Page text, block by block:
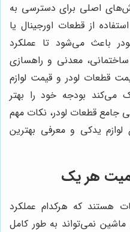
اصلی برای دسترسی به
از قطعات اورجینال یا
باعث می‌شود تا عملکرد
معدنی و راهسازی
قطعات لودر و قیمت لوازم
می‌کند بودجه خود را بهتر
جامع قطعات لودر، نکات مهم
یدکی و معرفی بهترین
هر یک
هستند که هرکدام عملکرد
نمی‌تواند به طور کامل